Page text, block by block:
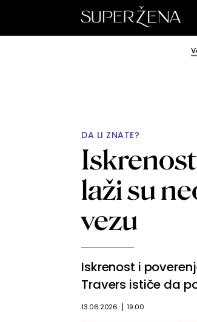
DA LI ZNATE?
laži su
vezu
Iskrenost i
Travers ističe da
13.06.2026. 19:00